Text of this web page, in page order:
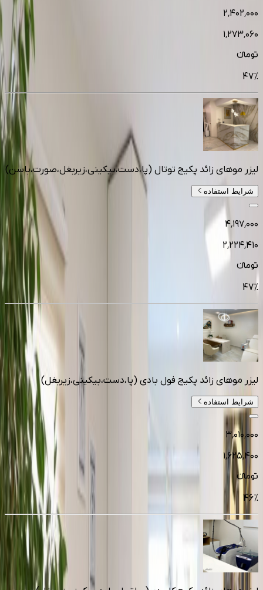
۲٬۴۰۲٬۰۰۰
۱٬۲۷۳٬۰۶۰
تومانءء
47%
لیزر موهای زائد پکیج توتال (پا،دست،بیکینی،زیربغل،صورت،باسن)
شرایط استفاده
۴٬۱۹۷٬۰۰۰
۲٬۲۲۴٬۴۱۰
تومانءء
47%
لیزر موهای زائد پکیج فول بادی (پا،دست،بیکینی،زیربغل)
شرایط استفاده
۳٬۰۱۰٬۰۰۰
۱٬۶۲۵٬۴۰۰
تومانءء
46%